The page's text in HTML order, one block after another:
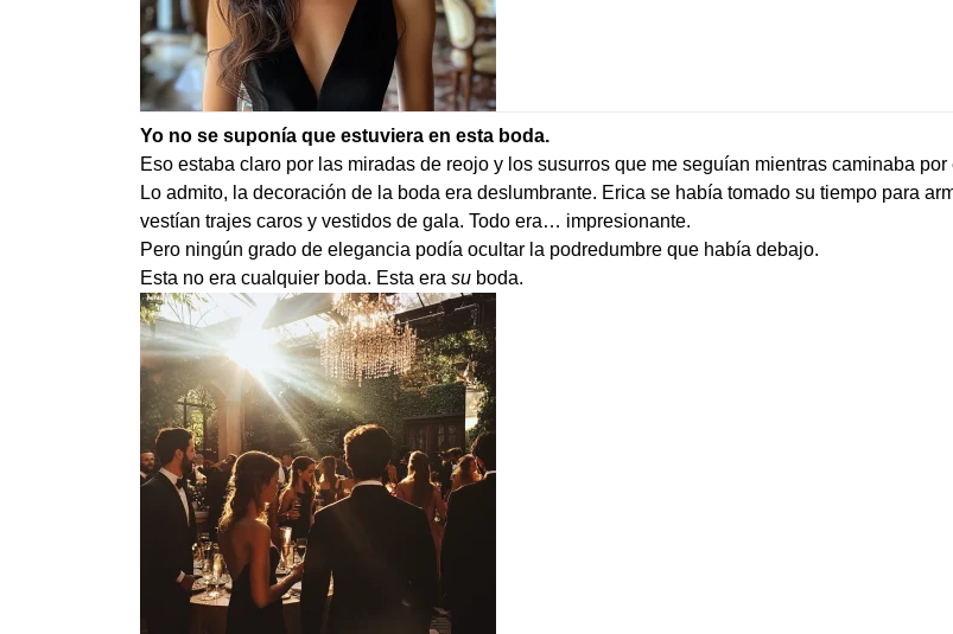
Yo no se suponía que estuviera en esta boda.
Eso estaba claro por las miradas de reojo y los susurros que me seguían mientras caminaba por
Lo admito, la decoración de la boda era deslumbrante. Erica se había tomado su tiempo para
vestían trajes caros y vestidos de gala. Todo era… impresionante.
Pero ningún grado de elegancia podía ocultar la podredumbre que había debajo.
Esta no era cualquier boda. Esta era su boda.